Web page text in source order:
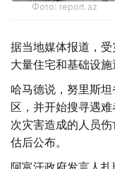
Фото: report.az
据当地媒体报道，
大量住宅和基础设施
哈马德说，努里斯
区，并开始搜寻遇
次灾害造成的人员
估后公布。